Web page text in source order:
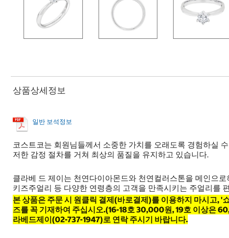
상품상세정보
일반 보석정보
코스트코는 회원님들께서 소중한 가치를 오래도록 경험하실
저한 감정 절차를 거쳐 최상의 품질을 유지하고 있습니다.
클라베 드 제이는 천연다이아몬드와 천연컬러스톤을 메인으
키즈주얼리 등 다양한 연령층의 고객을 만족시키는 주얼리를
본 상품은 주문 시 원클릭 결제(바로결제)를 이용하지 마시고,
즈를 꼭 기재하여 주십시오​.​(16-18호 30,000원, 19호 이상은
라베드제이(02-737-1947)로 연락 주시기 바랍니다.